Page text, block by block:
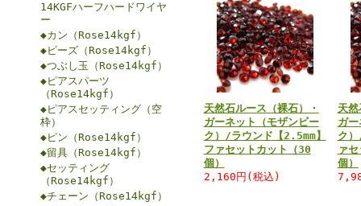
14KGFハーフハードワイヤ
ー
◆カン（Rose14kgf）
◆ビーズ（Rose14kgf）
◆つぶし玉（Rose14kgf）
◆ピアスパーツ
（Rose14kgf）
◆ピアスセッティング（空
枠）
◆ピン（Rose14kgf）
◆留具（Rose14kgf）
◆セッティング
（Rose14kgf）
◆チェーン（Rose14kgf）
天然石ルース（裸石）・
ガーネット（モザンビー
ク）/ラウンド【2.5mm】
ファセットカット（30
個）
2,160円(税込)
天
ガ
ク
ァ
個）